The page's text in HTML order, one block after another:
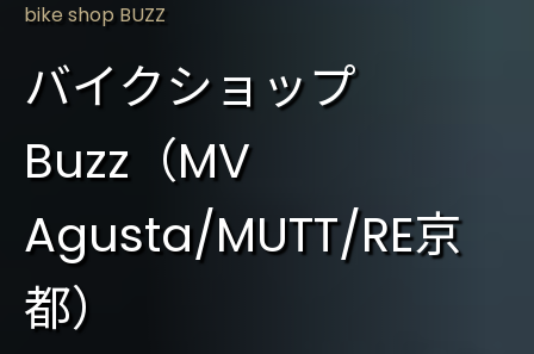
bike shop BUZZ
バイクショップ
Buzz（MV
Agusta/MUTT/RE京
都）